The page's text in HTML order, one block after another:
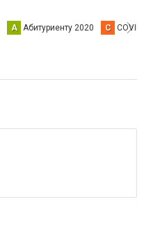
А Абитуриенту 2020 C